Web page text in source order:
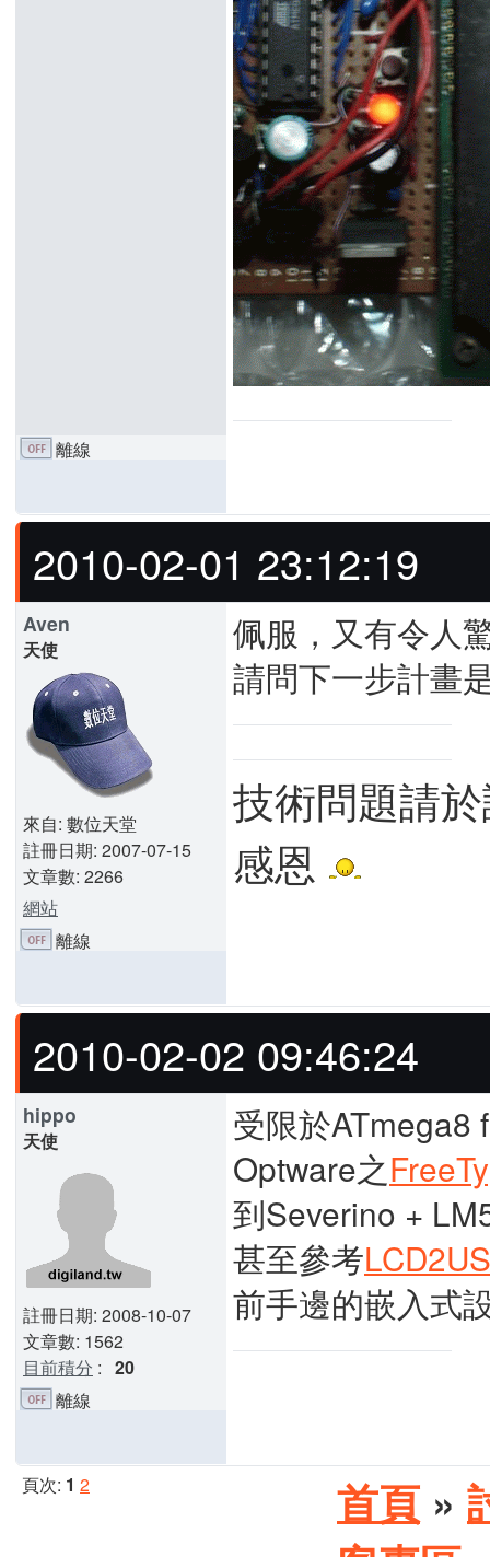
離線
2010-02-01 23:12:19
Aven
天使
來自: 數位天堂
註冊日期: 2007-07-15
文章數: 2266
網站
佩服，又有令人
請問下一步計畫
技術問題請
感恩
離線
2010-02-02 09:46:24
hippo
天使
註冊日期: 2008-10-07
文章數: 1562
目前積分 : 20
受限於ATmega8
Optware之
到Severino +
甚至參考
前手邊的嵌入式
離線
頁次: 1 2 首頁 »